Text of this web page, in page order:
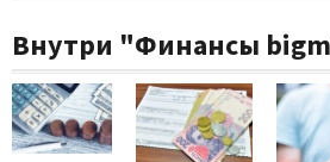
Внутри "Финансы